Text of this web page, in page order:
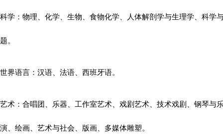
科学：物理、化学、生物、食物化学、人体解剖学与生理学、科学
题。
世界语言：汉语、法语、西班牙语。
艺术：合唱团、乐器、工作室艺术、戏剧艺术、技术戏剧、钢琴与
演、绘画、艺术与社会、版画、多媒体雕塑。